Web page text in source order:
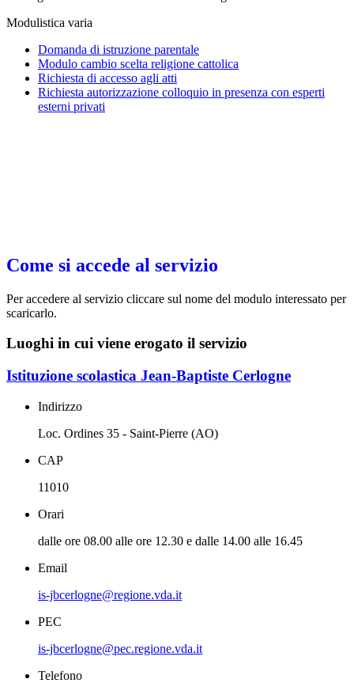
Modulistica varia
Domanda di istruzione parentale
Modulo cambio scelta religione cattolica
Richiesta di accesso agli atti
Richiesta autorizzazione colloquio in presenza con esperti
esterni privati
Come si accede al servizio
Per accedere al servizio cliccare sul nome del modulo interessato per
scaricarlo.
Luoghi in cui viene erogato il servizio
Istituzione scolastica Jean-Baptiste Cerlogne
Indirizzo
Loc. Ordines 35 - Saint-Pierre (AO)
CAP
11010
Orari
dalle ore 08.00 alle ore 12.30 e dalle 14.00 alle 16.45
Email
is-jbcerlogne@regione.vda.it
PEC
is-jbcerlogne@pec.regione.vda.it
Telefono